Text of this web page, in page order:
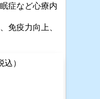
症など心療内
免疫力向上、
込）